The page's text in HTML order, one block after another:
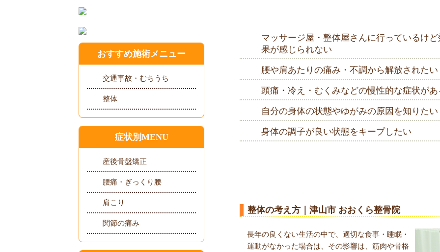
マッサージ屋・整体屋さんに行っているけど
果が感じられない
腰や肩あたりの痛み・不調から解放されたい
頭痛・冷え・むくみなどの慢性的な症状があ
自分の身体の状態やゆがみの原因を知りたい
身体の調子が良い状態をキープしたい
整体の考え方｜津山市 おおくら整骨院
長年の良くない生活の中で、適切な食事・睡眠・
運動がなかった場合は、その影響は、筋肉や骨格
おすすめ施術メニュー
交通事故・むちうち
整体
症状別MENU
産後骨盤矯正
腰痛・ぎっくり腰
肩こり
関節の痛み